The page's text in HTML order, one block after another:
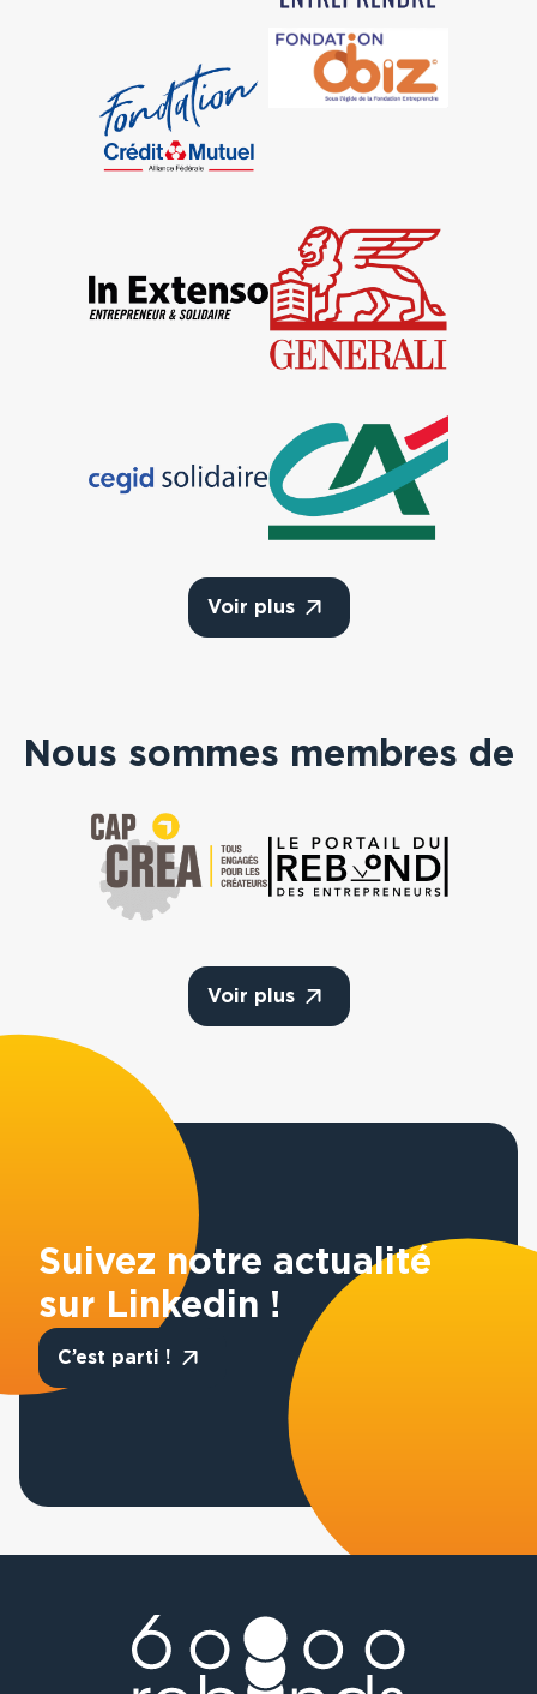
Fondation Crédit Mutuel
Fondation OBIZ
Generali
Voir plus
Nous sommes membres de
Voir plus
Suivez notre actualité
sur Linkedin !
C’est parti !